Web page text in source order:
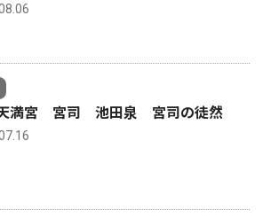
満宮 宮司 池田泉 宮司の徒然